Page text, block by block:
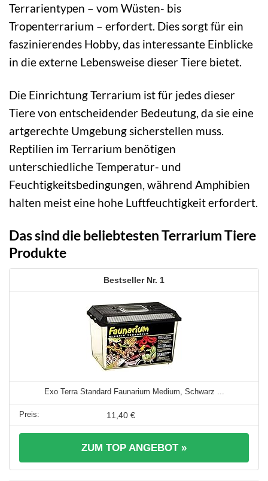
Terrarientypen – vom Wüsten- bis
Tropenterrarium – erfordert. Dies sorgt für ein
faszinierendes Hobby, das interessante Einblicke
in die externe Lebensweise dieser Tiere bietet.
Die Einrichtung Terrarium ist für jedes dieser
Tiere von entscheidender Bedeutung, da sie eine
artgerechte Umgebung sicherstellen muss.
Reptilien im Terrarium benötigen
unterschiedliche Temperatur- und
Feuchtigkeitsbedingungen, während Amphibien
halten meist eine hohe Luftfeuchtigkeit erfordert.
Das sind die beliebtesten Terrarium Tiere
Produkte
1
Exo Terra Standard Faunarium Medium, Schwarz ...
11,40 €
ZUM TOP ANGEBOT »